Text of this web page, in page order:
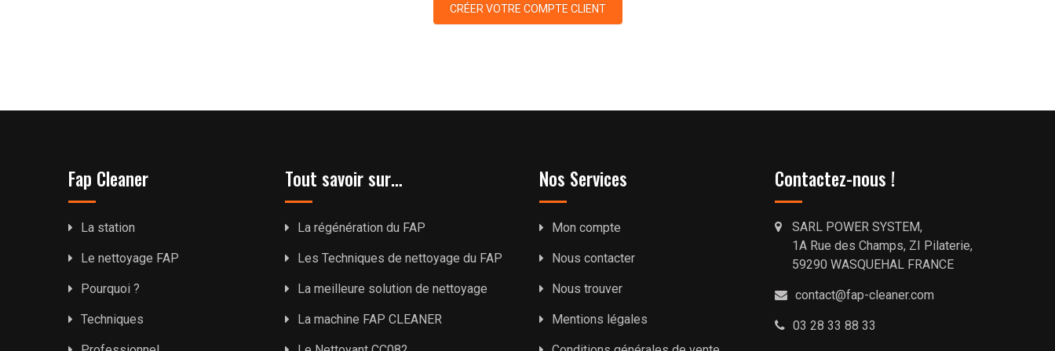
CRÉER VOTRE COMPTE CLIENT
Fap Cleaner
La station
Le nettoyage FAP
Pourquoi ?
Techniques
Tout savoir sur…
La régénération du FAP
Les Techniques de nettoyage du FAP
La meilleure solution de nettoyage
La machine FAP CLEANER
Nos Services
Mon compte
Nous contacter
Nous trouver
Mentions légales
Contactez-nous !
SARL POWER SYSTEM,
1A Rue des Champs, ZI Pilaterie,
59290 WASQUEHAL FRANCE
contact@fap-cleaner.com
03 28 33 88 33